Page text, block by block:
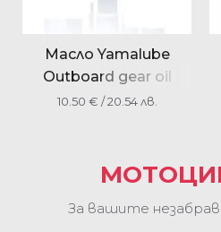
Масло Yamalube
Outboard gear oil
250ml. YMD730100TA3
10.50 € / 20.54 лв.
За вашите